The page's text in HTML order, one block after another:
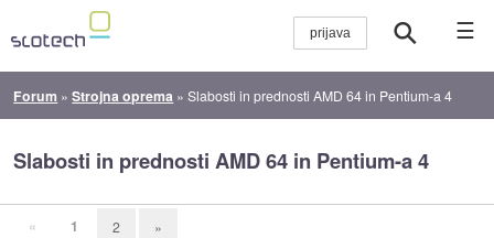
☰
Forum »Strojna oprema »Slabosti in prednosti AMD 64 in Pentium-a 4
Slabosti in prednosti AMD 64 in Pentium-a 4
« 1 2 »